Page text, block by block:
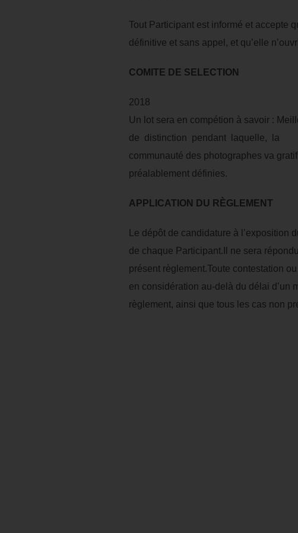
Tout Participant est informé et accepte
définitive et sans appel, et qu’elle
COMITE DE SELECTION
2018
Un lot sera en compétion à savoir :
de distinction pendant laquelle, la
communauté des photographes va
préalablement définies.
APPLICATION DU RÈGLEMENT
Le dépôt de candidature à
de chaque Participant.Il ne sera
présent règlement.Toute contestation
en considération au-delà du délai d’un
règlement, ainsi que tous les cas non